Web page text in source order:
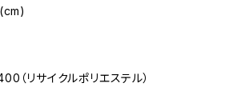
（リサイクルポリエステル）